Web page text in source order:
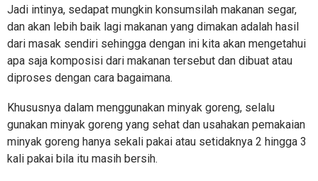
Jadi intinya, sedapat mungkin konsumsilah makanan segar,
dan akan lebih baik lagi makanan yang dimakan adalah hasil
dari masak sendiri sehingga dengan ini kita akan mengetahui
apa saja komposisi dari makanan tersebut dan dibuat atau
diproses dengan cara bagaimana.
Khususnya dalam menggunakan minyak goreng, selalu
gunakan minyak goreng yang sehat dan usahakan pemakaian
minyak goreng hanya sekali pakai atau setidaknya 2 hingga 3
kali pakai bila itu masih bersih.